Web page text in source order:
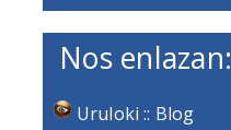
Nos enlazan:
Uruloki :: Blog